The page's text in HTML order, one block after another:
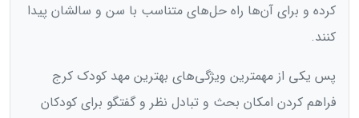
کرده و برای آن‌ها راه حل‌های متناسب با سن و سالشان پیدا
کنند.
پس یکی از مهمترین ویژگی‌های بهترین مهد کودک کرج
فراهم کردن امکان بحث و تبادل نظر و گفتگو برای کودکان